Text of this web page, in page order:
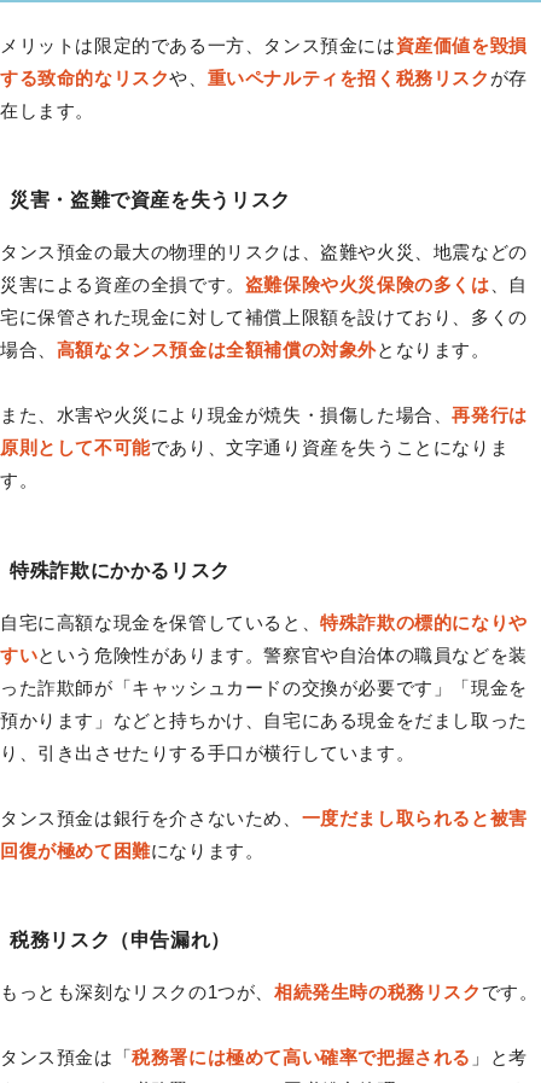
メリットは限定的である一方、タンス預金には資産価値を毀損
する致命的なリスクや、 重いペナルティを招く税務リスク が存
在します。
災害・盗難で資産を失うリスク
タンス預金の最大の物理的リスクは、盗難や火災、地震などの
災害による資産の全損です。 盗難保険や火災保険の多くは、自
宅に保管された現金に対して補償上限額を設けており、多くの
場合、 高額なタンス預金は全額補償の対象外となります。
また、水害や火災により現金が焼失・損傷した場合、再発行は
原則として不可能であり、文字通り資産を失うことになりま
す。
特殊詐欺にかかるリスク
自宅に高額な現金を保管していると、特殊詐欺の標的になりや
すいという危険性があります。警察官や自治体の職員などを装
った詐欺師が「キャッシュカードの交換が必要です」「現金を
預かります」などと持ちかけ、自宅にある現金をだまし取った
り、引き出させたりする手口が横行しています。
タンス預金は銀行を介さないため、 一度だまし取られると被害
回復が極めて困難になります。
税務リスク（申告漏れ）
もっとも深刻なリスクの1つが、相続発生時の税務リスク です。
タンス預金は「税務署には極めて高い確率で把握される 」と考